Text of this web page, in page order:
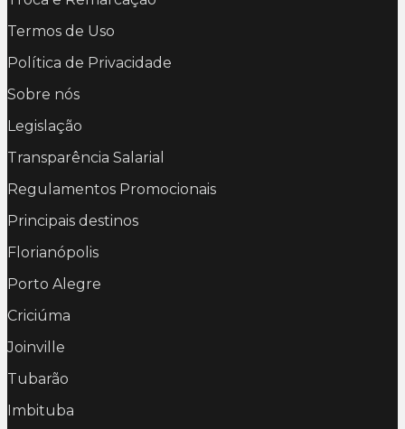
Termos de Uso
Política de Privacidade
Sobre nós
Legislação
Transparência Salarial
Regulamentos Promocionais
Principais destinos
Florianópolis
Porto Alegre
Criciúma
Joinville
Tubarão
Imbituba